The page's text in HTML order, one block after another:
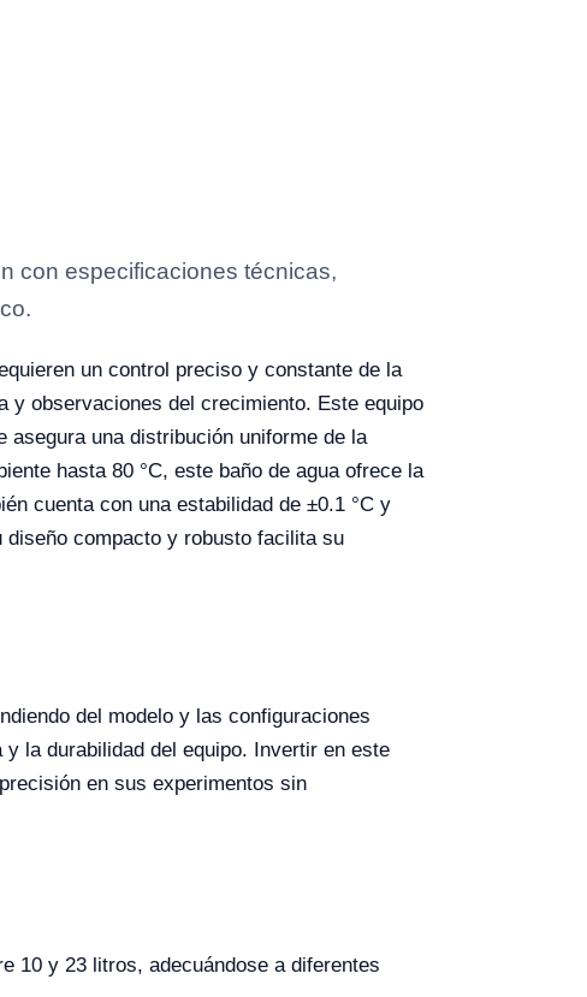
con especificaciones técnicas,
un control preciso y constante de la
y observaciones del crecimiento. Este equipo
una distribución uniforme de la
hasta 80 °C, este baño de agua ofrece la
cuenta con una estabilidad de ±0.1 °C y
compacto y robusto facilita su
del modelo y las configuraciones
la durabilidad del equipo. Invertir en este
en sus experimentos sin
10 y 23 litros, adecuándose a diferentes